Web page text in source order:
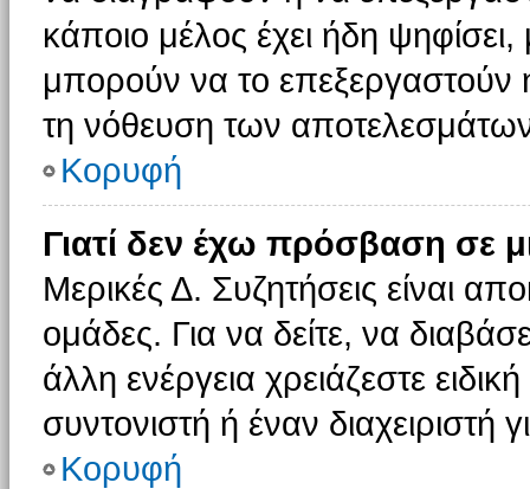
κάποιο μέλος έχει ήδη ψηφίσει,
μπορούν να το επεξεργαστούν
τη νόθευση των
Κορυφή
Γιατί δεν έχω πρόσβαση σε
Μερικές Δ. Συζητήσεις είναι
ομάδες. Για να δείτε, να
άλλη ενέργεια χρειάζεστε
συντονιστή ή έναν διαχειριστή
Κορυφή